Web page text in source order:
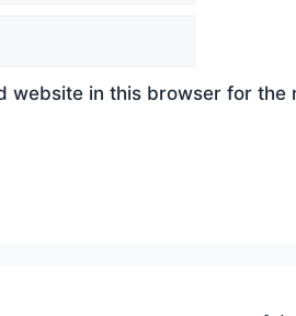
website in this browser for the